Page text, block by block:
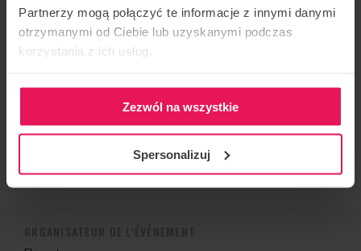
Partnerzy mogą połączyć te informacje z innymi danymi
otrzymanymi od Ciebie lub uzyskanymi podczas
korzystania z ich usług.
Zezwól na wszystkie
Spersonalizuj
Kategoria Dynamic 4way
2013 Médaille d’argent Knights of Prague, team: Mad
Si vous souhaitez rejoindre le camp ou avez des
questions, veuillez nous contacter à
camps@flyspot.com